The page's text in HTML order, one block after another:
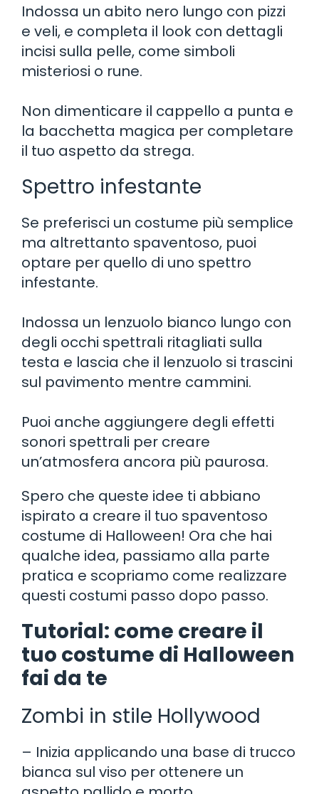
Indossa un abito nero lungo con pizzi
e veli, e completa il look con dettagli
incisi sulla pelle, come simboli
misteriosi o rune.
Non dimenticare il cappello a punta e
la bacchetta magica per completare
il tuo aspetto da strega.
Spettro infestante
Se preferisci un costume più semplice
ma altrettanto spaventoso, puoi
optare per quello di uno spettro
infestante.
Indossa un lenzuolo bianco lungo con
degli occhi spettrali ritagliati sulla
testa e lascia che il lenzuolo si trascini
sul pavimento mentre cammini.
Puoi anche aggiungere degli effetti
sonori spettrali per creare
un’atmosfera ancora più paurosa.
Spero che queste idee ti abbiano
ispirato a creare il tuo spaventoso
costume di Halloween! Ora che hai
qualche idea, passiamo alla parte
pratica e scopriamo come realizzare
questi costumi passo dopo passo.
Tutorial: come creare il
tuo costume di Halloween
fai da te
Zombi in stile Hollywood
– Inizia applicando una base di trucco
bianca sul viso per ottenere un